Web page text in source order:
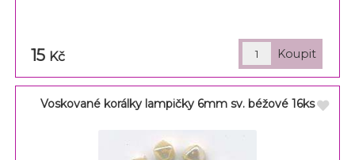
15 Kč
Voskované korálky lampičky 6mm sv. béžové 16ks